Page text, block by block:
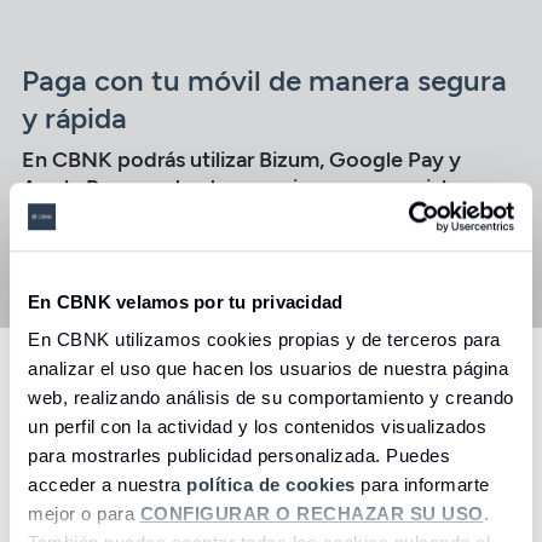
En CBNK velamos por tu privacidad
En CBNK utilizamos cookies propias y de terceros para
analizar el uso que hacen los usuarios de nuestra página
web, realizando análisis de su comportamiento y creando
un perfil con la actividad y los contenidos visualizados
para mostrarles publicidad personalizada. Puedes
acceder a nuestra política de cookies para informarte
mejor o para CONFIGURAR O RECHAZAR SU USO.
Paga con tu móvil de manera segura
y rápida
En CBNK podrás utilizar Bizum, Google Pay y
Apple Pay para tus transacciones comerciales
diarias.
Controla tus finanzas
fácilmente con nuestra app
Lleva tus cuentas en el bolsillo y accede con un clic a
toda la información que necesites. En CBNK estamos
junto a ti siempre que lo desees.